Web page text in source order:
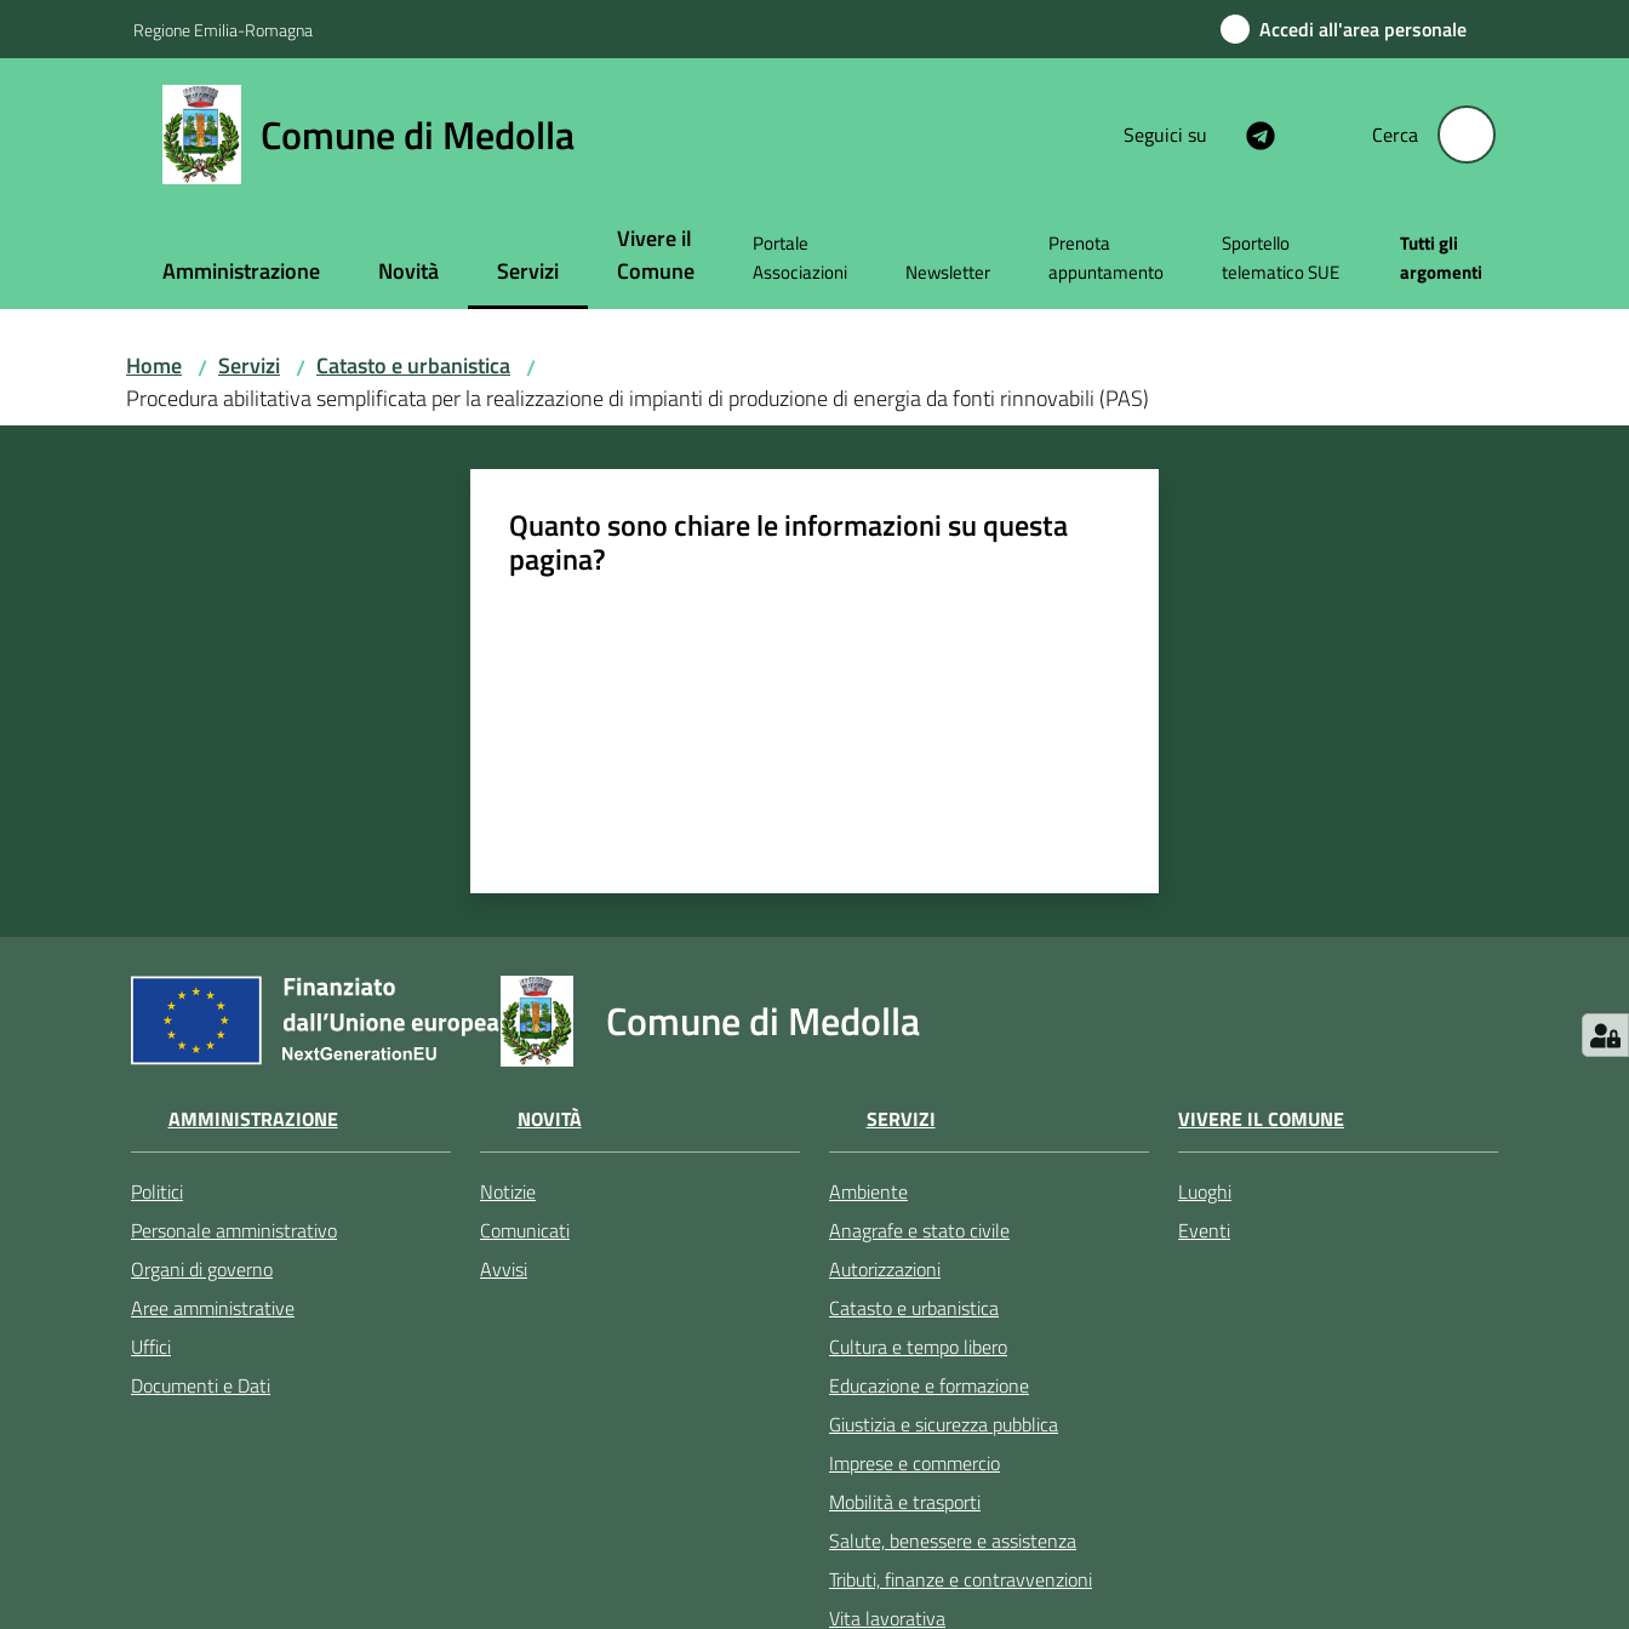
Regione Emilia-Romagna Accedi all'area personale
Comune di Medolla Seguici su Cerca
Amministrazione Novità Servizi
Menu selezionato
Vivere il
Comune
Portale
Associazioni
Newsletter
Prenota
appuntamento
Sportello
telematico SUE
Tutti gli
argomenti
Home / Servizi / Catasto e urbanistica /
Procedura abilitativa semplificata per la realizzazione di impianti di produzione di energia da fonti rinnovabili (PAS)
Quanto sono chiare le informazioni su questa
pagina?
Comune di Medolla
AMMINISTRAZIONE
Politici
Personale amministrativo
Organi di governo
Aree amministrative
Uffici
Documenti e Dati
NOVITÀ
Notizie
Comunicati
Avvisi
SERVIZI
Ambiente
Anagrafe e stato civile
Autorizzazioni
Catasto e urbanistica
Cultura e tempo libero
Educazione e formazione
Giustizia e sicurezza pubblica
Imprese e commercio
Mobilità e trasporti
Salute, benessere e assistenza
Tributi, finanze e contravvenzioni
Vita lavorativa
VIVERE IL COMUNE
Luoghi
Eventi